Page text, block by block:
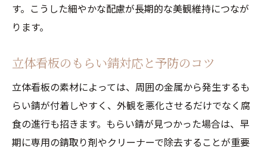
す。こうした細やかな配慮が長期的な美観維持につなが
ります。
立体看板のもらい錆対応と予防のコツ
立体看板の素材によっては、周囲の金属から発生するも
らい錆が付着しやすく、外観を悪化させるだけでなく腐
食の進行も招きます。もらい錆が見つかった場合は、早
期に専用の錆取り剤やクリーナーで除去することが重要